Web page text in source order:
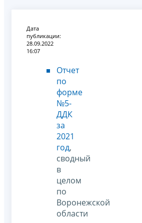
Дата
публикации:
28.09.2022
16:07
Отчет
по
форме
№5-
ДДК
за
2021
год,
сводный
в
целом
по
Воронежской
области